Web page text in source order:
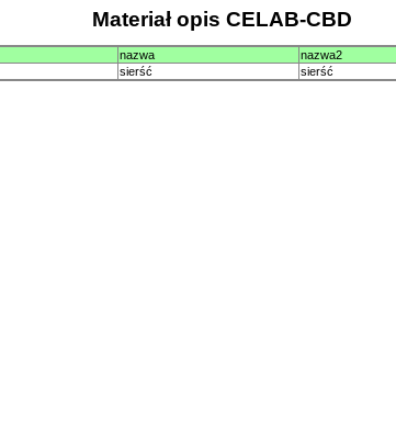
Materiał opis CELAB-CBD
nazwa nazwa2
sierść sierść